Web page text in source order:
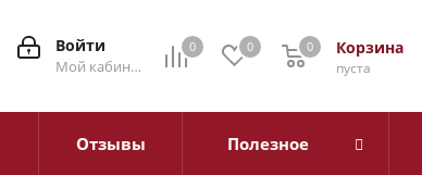
0 0 Корзина
0
пуста
0
Войти
Мой кабинет
Отзывы Полезное